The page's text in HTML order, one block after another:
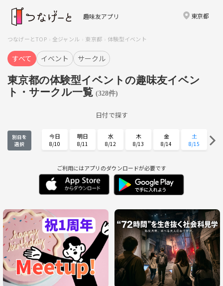
趣味友アプリ 東京都
つなげーとTOP 全ジャンル 東京都 体験型イベント
すべて イベント サークル
東京都の体験型イベントの趣味友イベン
ト・サークル一覧 (328件)
日付で探す
別日を
選択
今日
8/10
明日
8/11
水
8/12
木
8/13
金
8/14
土
8/15
8/16 8/17 8/18 8/19 8/20
土
8/22
日
8/23
火
8/25
水
8/26
8/28 8/30 9/1 9/2
木
9/3
金
9/4
土
9/5
日
9/6
月
9/7
火
9/8
ご利用にはアプリのダウンロードが必要です